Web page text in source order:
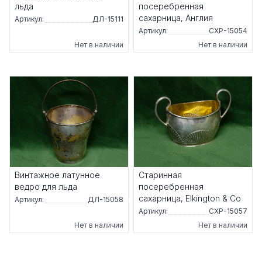
льда
Артикул: ДЛ-15111
Нет в наличии
посеребренная
сахарница, Англия
Артикул:
СХР-15054
Нет в наличии
Винтажное латунное
ведро для льда
Артикул: ДЛ-15058
Нет в наличии
Старинная
посеребренная
сахарница, Elkington & Co
Артикул:
СХР-15057
Нет в наличии